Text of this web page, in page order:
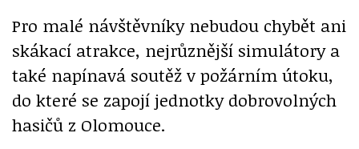
Pro malé návštěvníky nebudou chybět ani
skákací atrakce, nejrůznější simulátory a
také napínavá soutěž v požárním útoku,
do které se zapojí jednotky dobrovolných
hasičů z Olomouce.